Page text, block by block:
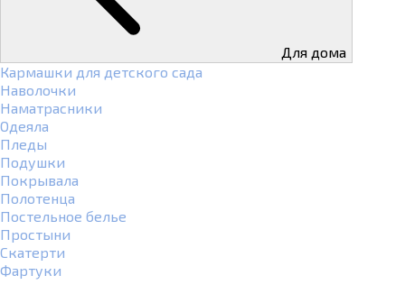
Для дома
Кармашки для детского сада
Наволочки
Наматрасники
Одеяла
Пледы
Подушки
Покрывала
Полотенца
Постельное белье
Простыни
Скатерти
Фартуки